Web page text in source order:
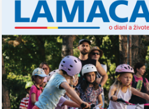
priniesol výborný šach aj
atmosféru